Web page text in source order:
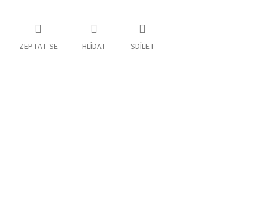
ZEPTAT SE HLÍDAT SDÍLET